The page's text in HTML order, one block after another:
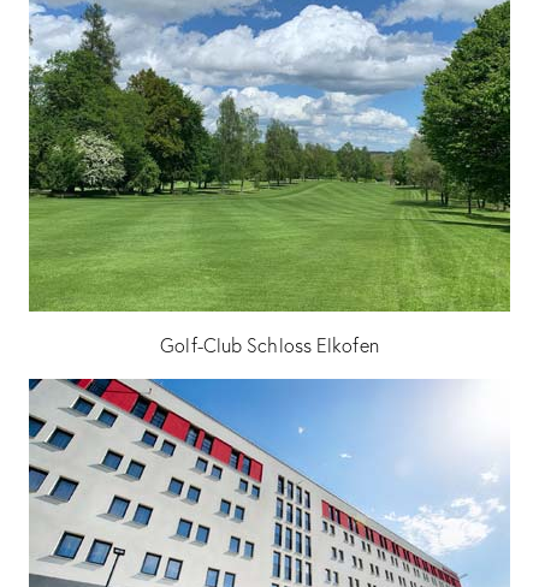
Golf-Club Schloss Elkofen